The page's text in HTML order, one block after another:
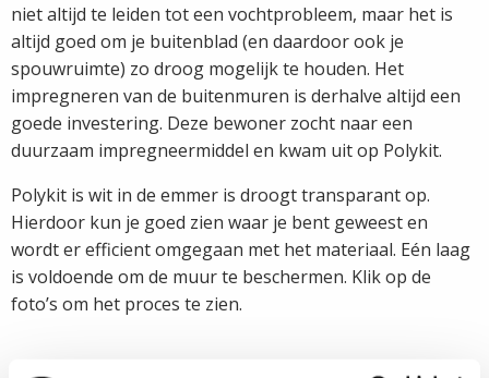
niet altijd te leiden tot een vochtprobleem, maar het is
altijd goed om je buitenblad (en daardoor ook je
spouwruimte) zo droog mogelijk te houden. Het
impregneren van de buitenmuren is derhalve altijd een
goede investering. Deze bewoner zocht naar een
duurzaam impregneermiddel en kwam uit op Polykit.
Polykit is wit in de emmer is droogt transparant op.
Hierdoor kun je goed zien waar je bent geweest en
wordt er efficient omgegaan met het materiaal. Eén laag
is voldoende om de muur te beschermen. Klik op de
foto’s om het proces te zien.